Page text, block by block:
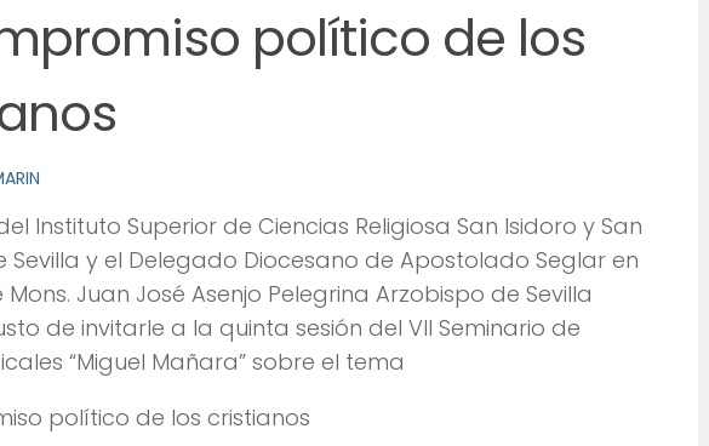
político de los
Instituto Superior de Ciencias Religiosa San Isidoro y San
Sevilla y el Delegado Diocesano de Apostolado Seglar en
Juan José Asenjo Pelegrina Arzobispo de Sevilla
de invitarle a la quinta sesión del VII Seminario de
“Miguel Mañara” sobre el tema
político de los cristianos